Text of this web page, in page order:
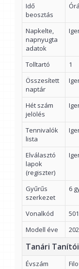
Idő
beosztás
Napkelte,
napnyugta
adatok
Tolltartó
1
Összesített
naptár
Hét szám
jelölés
Tennivalók
lista
Elválasztó
lapok
(regiszter)
Gyűrűs
szerkezet
6
Vonalkód
Modell éve
Tanári
Évszám